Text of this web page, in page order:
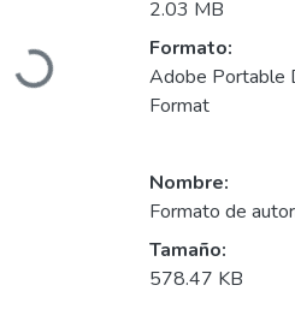
Cargando...
2.03 MB
Formato:
Adobe Portable
Format
Nombre:
Formato de
Tamaño:
578.47 KB